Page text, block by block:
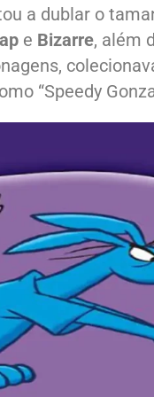
a dublar o
e Bizarre, além
“Speedy